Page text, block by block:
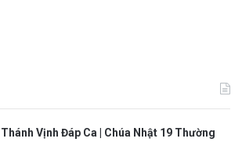
Thánh Vịnh Đáp Ca | Chúa Nhật 19 Thường